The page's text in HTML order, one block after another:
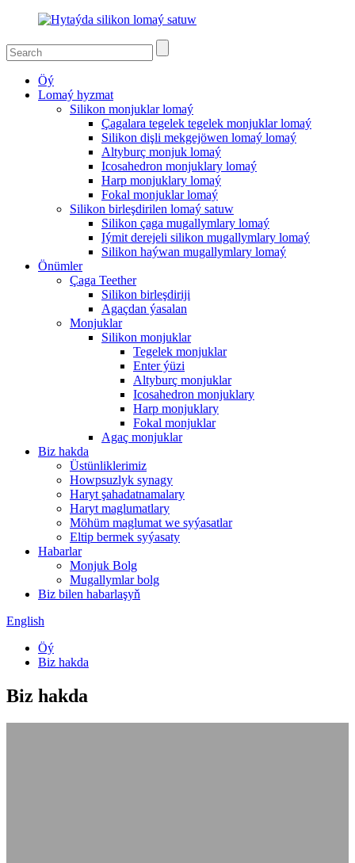
Öý
Lomaý hyzmat
Silikon monjuklar lomaý
Çagalara tegelek tegelek monjuklar lomaý
Silikon dişli mekgejöwen lomaý lomaý
Altyburç monjuk lomaý
Icosahedron monjuklary lomaý
Harp monjuklary lomaý
Fokal monjuklar lomaý
Silikon birleşdirilen lomaý satuw
Silikon çaga mugallymlary lomaý
Iýmit derejeli silikon mugallymlary lomaý
Silikon haýwan mugallymlary lomaý
Önümler
Çaga Teether
Silikon birleşdiriji
Agaçdan ýasalan
Monjuklar
Silikon monjuklar
Tegelek monjuklar
Enter ýüzi
Altyburç monjuklar
Icosahedron monjuklary
Harp monjuklary
Fokal monjuklar
Agaç monjuklar
Biz hakda
Üstünliklerimiz
Howpsuzlyk synagy
Haryt şahadatnamalary
Haryt maglumatlary
Möhüm maglumat we syýasatlar
Eltip bermek syýasaty
Habarlar
Monjuk Bolg
Mugallymlar bolg
Biz bilen habarlaşyň
English
Öý
Biz hakda
Biz hakda